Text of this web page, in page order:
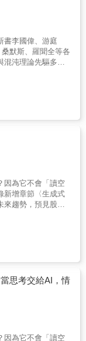
追溯經濟作戰的
者回顧從拿破崙
方法，並指出其
球金融體系中的核
其對這套「看不見
事件後，美國財政
部｜伊朗與核彈之
濟武器對抗伊朗
為首的財政部官
制裁，成功說服
硬施壓下，制裁範
石油出口，導致
判桌。【第三部
國及其盟友如何
米亞的入侵。美國
歐洲盟友的任務，
制裁」。儘管制裁
西亞航空MH17班
制裁力度。這些制
。【第四部｜中國
係從貿易摩擦升
政府的中國政策鷹
國如何透過出口管
國科技巨頭，凸
握的「鎖喉
球供應鏈開始分
重新思考。【第
器升級】講述拜登
人心潮澎湃的中
授金融知識，更
想看懂資本市場
時代浪潮中錨定方
擇業、投資理財等
充滿煙火氣的經濟
認知升級路徑。
書李國偉、游庭
默斯、羅聞全等各
混沌理論先驅多伊
盪、社會不平等日
經濟模型，假設
以預測，這樣的理
則；畢業後創立全
他一生致力打破
結合科學革命與
的經濟模型，必
行為法默運用大數
理、生物與社會科
擬複雜經濟行為的
冠疫情初期所做
流模型更貼近現
時代，我們需要新
策。《經濟預測
未來的人士提供行
機、社會不平等、
，都能發揮更準確
各界推薦經濟學
年，我們歷經了
型，再到現在的
法都應該跟隨改
的方式！——
因為它不會「讀空
新增章節〈生成式
來趨勢，預見股市
始逐漸取代，甚至
久以來的老問題
失業，哪些工作會
式至少會有三次轉
農工為主，雖有許
，提升生產效率，
力。經濟2.0：理
人工智慧（比如
面地取代基礎勞動
思考交給AI，情
因為它不會「讀空